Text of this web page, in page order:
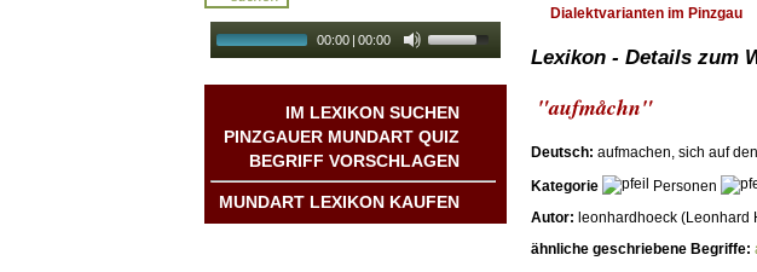
00:00 | 00:00
IM LEXIKON SUCHEN
PINZGAUER MUNDART QUIZ
BEGRIFF VORSCHLAGEN
MUNDART LEXIKON KAUFEN
Dialektvarianten im Pinzgau
Lexikon - Details zum
"aufmåchn"
Deutsch: aufmachen, sich auf
Kategorie
Personen
Autor: leonhardhoeck (Leonhard
ähnliche geschriebene Begriffe: